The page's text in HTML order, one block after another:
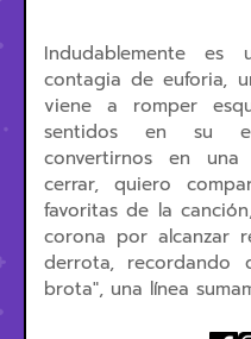
Indudablemente
contagia de euforia,
viene a romper
sentidos en su
convertirnos en una
cerrar, quiero
favoritas de la
corona por alcanzar
derrota,
brota", una línea